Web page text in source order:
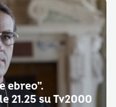
ebreo”.
21.25 su Tv2000